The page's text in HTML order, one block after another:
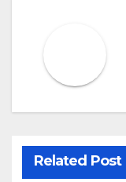
Related Post